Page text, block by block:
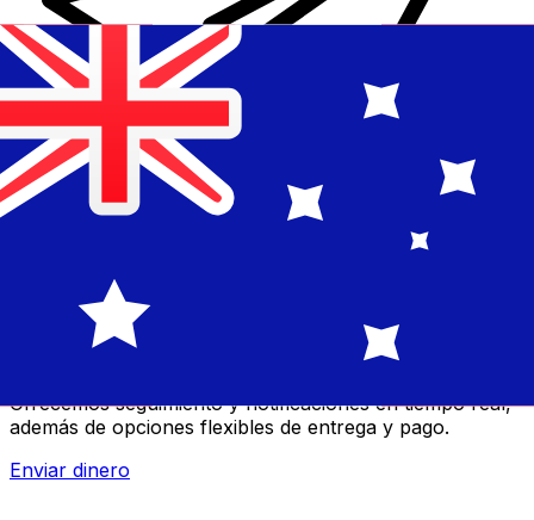
Transferencias de dinero internacionales Xe
Ofrecemos seguimiento y notificaciones en tiempo real,
además de opciones flexibles de entrega y pago.
Enviar dinero